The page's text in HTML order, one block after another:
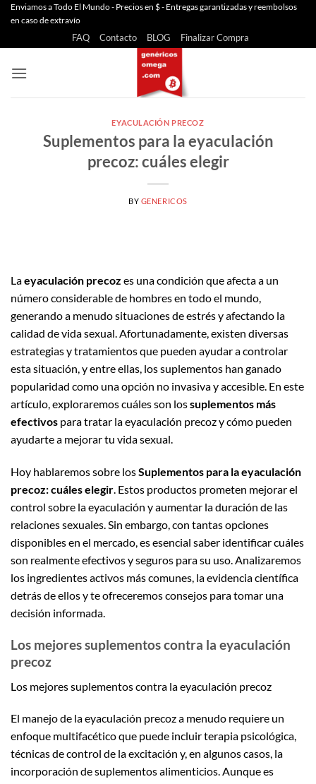
Saltar
Enviamos a Todo El Mundo - Precios en $ - Entregas garantizadas y reembolsos
en caso de extravío
FAQ Contacto BLOG Finalizar Compra
EYACULACIÓN PRECOZ
Suplementos para la eyaculación
precoz: cuáles elegir
BY GENERICOS
Laeyaculación precoz es una condición que afecta a un
número considerable de hombres en todo el mundo,
generando a menudo situaciones de estrés y afectando la
calidad de vida sexual. Afortunadamente, existen diversas
estrategias y tratamientos que pueden ayudar a controlar
esta situación, y entre ellas, los suplementos han ganado
popularidad como una opción no invasiva y accesible. En este
artículo, exploraremos cuáles son lossuplementos más
efectivos para tratar la eyaculación precoz y cómo pueden
ayudarte a mejorar tu vida sexual.
Hoy hablaremos sobre losSuplementos para la eyaculación
precoz: cuáles elegir. Estos productos prometen mejorar el
control sobre la eyaculación y aumentar la duración de las
relaciones sexuales. Sin embargo, con tantas opciones
disponibles en el mercado, es esencial saber identificar cuáles
son realmente efectivos y seguros para su uso. Analizaremos
los ingredientes activos más comunes, la evidencia científica
detrás de ellos y te ofreceremos consejos para tomar una
decisión informada.
Los mejores suplementos contra la eyaculación
precoz
Los mejores suplementos contra la eyaculación precoz
El manejo de la eyaculación precoz a menudo requiere un
enfoque multifacético que puede incluir terapia psicológica,
técnicas de control de la excitación y, en algunos casos, la
incorporación de suplementos alimenticios. Aunque es